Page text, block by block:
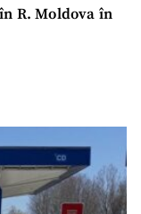
R. Moldova în